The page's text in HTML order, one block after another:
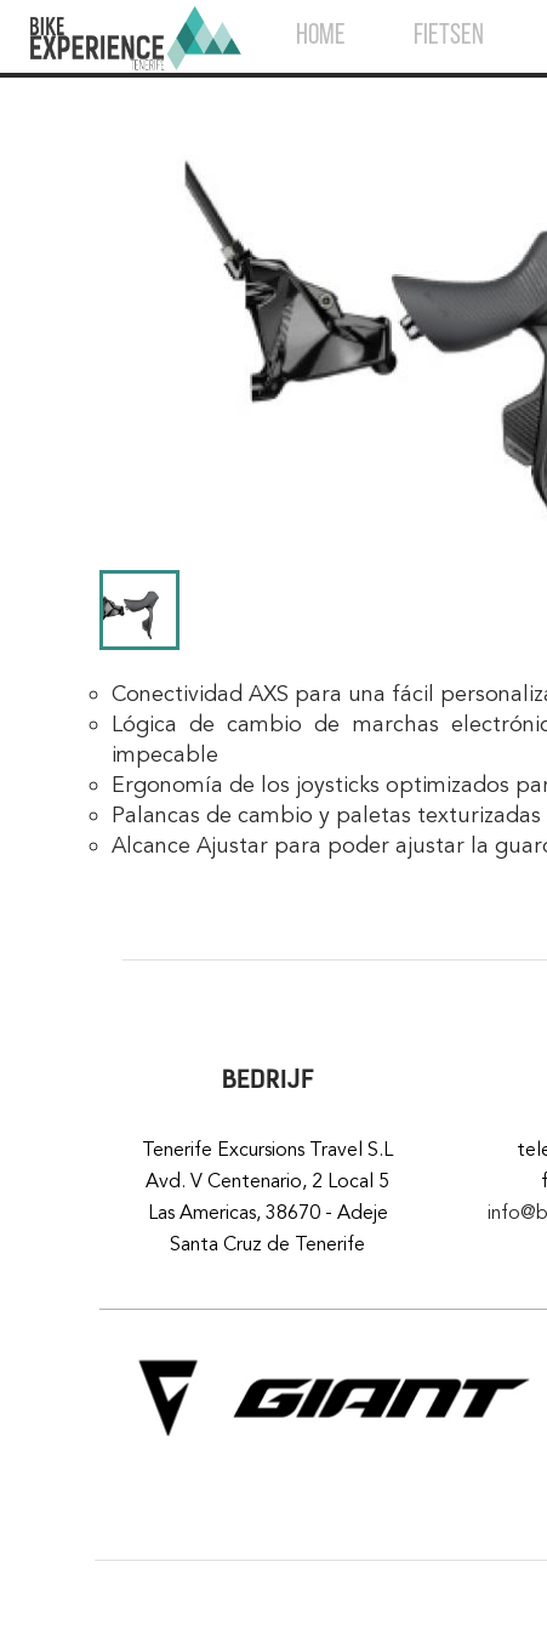
HOME FIETSEN
Conectividad AXS para una fácil
Lógica de cambio de marchas
impecable
Ergonomía de los joysticks optimizados
Palancas de cambio y paletas
Alcance Ajustar para poder ajustar la
BEDRIJF
Tenerife Excursions Travel S.L
Avd. V Centenario, 2 Local 5
Las Americas, 38670 - Adeje
Santa Cruz de Tenerife